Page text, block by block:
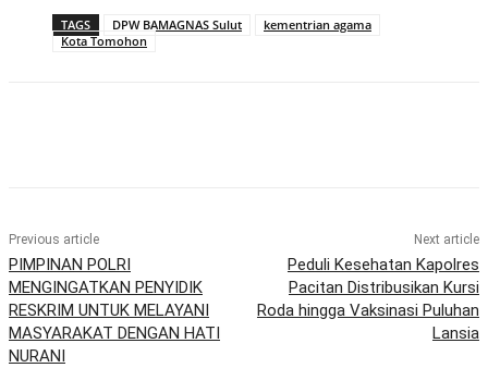
TAGS DPW BAMAGNAS Sulut
kementrian agama
Kota Tomohon
Previous article
PIMPINAN POLRI
MENGINGATKAN PENYIDIK
RESKRIM UNTUK MELAYANI
MASYARAKAT DENGAN HATI
NURANI
Next article
Peduli Kesehatan Kapolres
Pacitan Distribusikan Kursi
Roda hingga Vaksinasi Puluhan
Lansia